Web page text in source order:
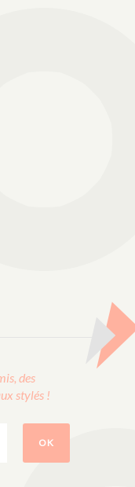
des
stylés !
OK